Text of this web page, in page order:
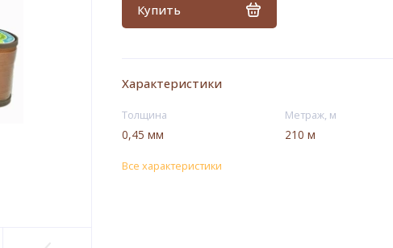
Купить
Характеристики
Толщина
0,45 мм
Метраж, м
210 м
Все характеристики